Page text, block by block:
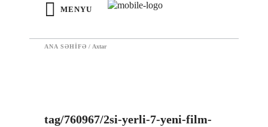
MENYU
ANA SƏHIFƏ / Axtar
tag/760967/2si-yerli-7-yeni-film-